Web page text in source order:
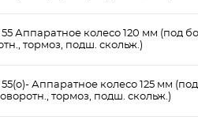
Аппаратное колесо 120 мм (под
тормоз, подш. скольж.)
Аппаратное колесо 125 мм (под
тормоз, подш. скольж.)